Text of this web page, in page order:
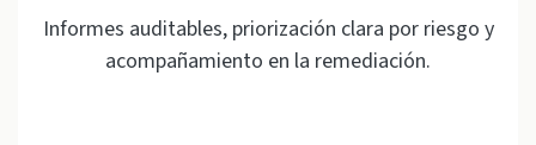
Informes auditables, priorización clara por riesgo y
acompañamiento en la remediación.